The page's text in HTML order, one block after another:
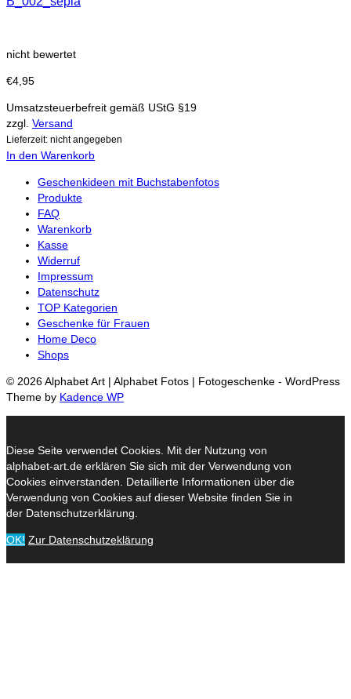
nicht bewertet
€4,95
Umsatzsteuerbefreit gemäß UStG §19
zzgl. Versand
Lieferzeit: nicht angegeben
In den Warenkorb
Geschenkideen mit Buchstabenfotos
Produkte
FAQ
Warenkorb
Kasse
Widerruf
Impressum
Datenschutz
TOP Kategorien
Geschenke für Frauen
Home Deco
Shops
© 2026 Alphabet Art | Alphabet Fotos | Fotogeschenke - WordPress
Theme by Kadence WP
Diese Seite verwendet Cookies. Mit der Nutzung von
alphabet-art.de erklären Sie sich mit der Verwendung von
Cookies einverstanden. Detaillierte Informationen über die
Verwendung von Cookies auf dieser Website finden Sie in
der Datenschutzerklärung.
OK! Zur Datenschutzeklärung